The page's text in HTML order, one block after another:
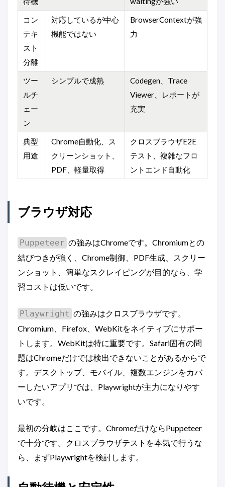
コン
テキ
スト
分離
対応しているが中心
機能ではない
BrowserContextが強
力
ツー
ルチ
ェー
ン
シンプルで成熟
Codegen、Trace
Viewer、レポートが
充実
典型
用途
Chrome自動化、ス
クリーンショット、
PDF、軽量取得
クロスブラウザE2E
テスト、複雑なフロ
ントエンド自動化
ブラウザ対応
Puppeteer の強みはChromeです。Chromiumとの
結びつきが強く、Chrome制御、PDF生成、スクリー
ンショット、簡単なスクレイピングが目的なら、学
習コストは低いです。
Playwright の強みはクロスブラウザです。
Chromium、Firefox、WebKitをネイティブにサポー
トします。WebKitは特に重要です。Safari固有の問
題はChromeだけでは検出できないことがあるからで
す。デスクトップ、モバイル、複数エンジンをカバ
ーしたいアプリでは、Playwrightが主力になりやす
いです。
最初の分岐はここです。ChromeだけならPuppeteer
で十分です。クロスブラウザテストを本気で行うな
ら、まずPlaywrightを検討します。